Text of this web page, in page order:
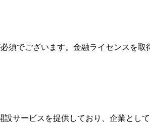
でございます。金融ライセンスを
サービスを提供しており、企業とし